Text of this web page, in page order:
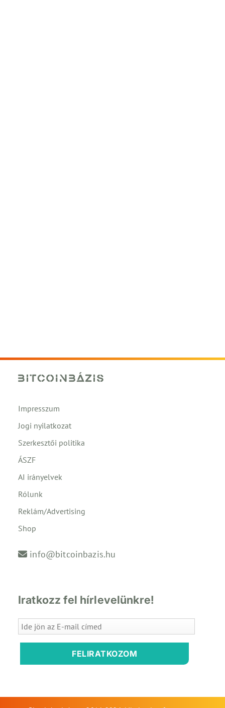
Impresszum
Jogi nyilatkozat
Szerkesztői politika
ÁSZF
AI irányelvek
Rólunk
Reklám/Advertising
Shop
info@bitcoinbazis.hu
Iratkozz fel hírlevelünkre!
FELIRATKOZOM